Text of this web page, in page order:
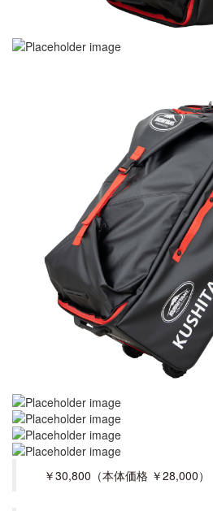
￥30,800（本体価格 ￥28,000）